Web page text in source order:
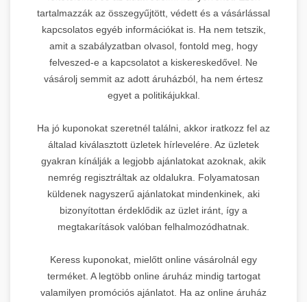
tartalmazzák az összegyűjtött, védett és a vásárlással
kapcsolatos egyéb információkat is. Ha nem tetszik,
amit a szabályzatban olvasol, fontold meg, hogy
felveszed-e a kapcsolatot a kiskereskedővel. Ne
vásárolj semmit az adott áruházból, ha nem értesz
egyet a politikájukkal.
Ha jó kuponokat szeretnél találni, akkor iratkozz fel az
általad kiválasztott üzletek hírlevelére. Az üzletek
gyakran kínálják a legjobb ajánlatokat azoknak, akik
nemrég regisztráltak az oldalukra. Folyamatosan
küldenek nagyszerű ajánlatokat mindenkinek, aki
bizonyítottan érdeklődik az üzlet iránt, így a
megtakarítások valóban felhalmozódhatnak.
Keress kuponokat, mielőtt online vásárolnál egy
terméket. A legtöbb online áruház mindig tartogat
valamilyen promóciós ajánlatot. Ha az online áruház